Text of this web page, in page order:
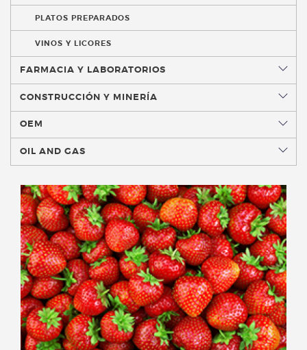
PLATOS PREPARADOS
VINOS Y LICORES
FARMACIA Y LABORATORIOS
CONSTRUCCIÓN Y MINERÍA
OEM
OIL AND GAS